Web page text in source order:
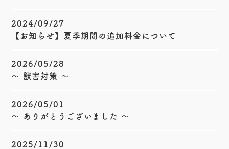
2024/09/27
【お知らせ】夏季期間の追加料金について
2026/05/28
〜 獣害対策 〜
2026/05/01
〜 ありがとうございました 〜
2025/11/30